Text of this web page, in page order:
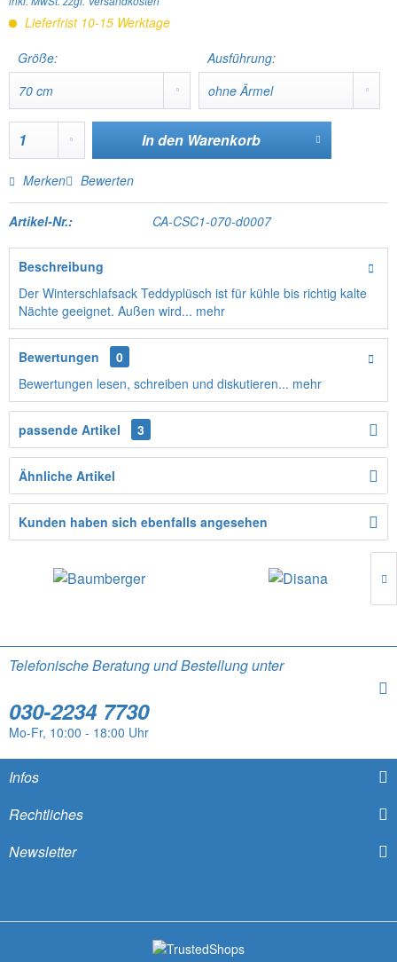
Lieferfrist 10-15 Werktage
Größe:
Ausführung:
In den Warenkorb
Merken Bewerten
Artikel-Nr.: CA-CSC1-070-d0007
Beschreibung
Der Winterschlafsack Teddyplüsch ist für kühle bis richtig kalte
Nächte geeignet. Außen wird... mehr
Bewertungen
0
Bewertungen lesen, schreiben und diskutieren... mehr
passende Artikel 3
Ähnliche Artikel
Kunden haben sich ebenfalls angesehen
Telefonische Beratung und Bestellung unter
030-2234 7730
Mo-Fr, 10:00 - 18:00 Uhr
Infos
Rechtliches
Newsletter